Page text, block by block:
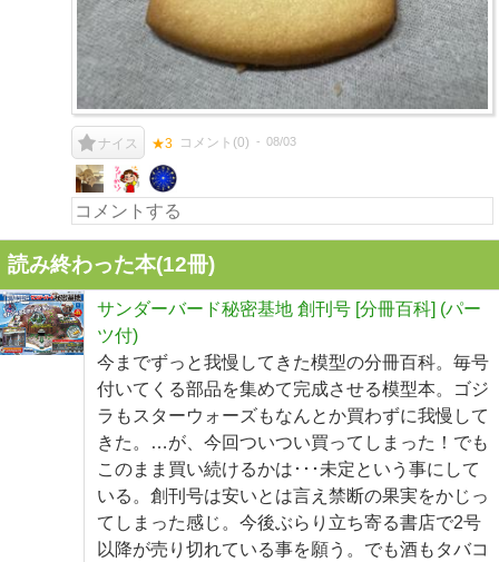
ナイス ★3 コメント(0) 08/03
読み終わった本(12冊)
サンダーバード秘密基地 創刊号 [分冊百科] (パー
ツ付)
今までずっと我慢してきた模型の分冊百科。毎号
付いてくる部品を集めて完成させる模型本。ゴジ
ラもスターウォーズもなんとか買わずに我慢して
きた。…が、今回ついつい買ってしまった！でも
このまま買い続けるかは･･･未定という事にして
いる。創刊号は安いとは言え禁断の果実をかじっ
てしまった感じ。今後ぶらり立ち寄る書店で2号
以降が売り切れている事を願う。でも酒もタバコ